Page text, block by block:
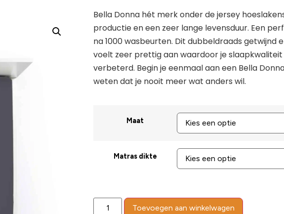
Bella Donna hét merk onder de jersey
productie en een zeer lange levensduur. Een
na 1000 wasbeurten. Dit dubbeldraads getwijnd
voelt zeer prettig aan waardoor je
verbeterd. Begin je eenmaal aan een Bella
weten dat je nooit meer wat anders wil.
Maat
Matras dikte
Toevoegen aan winkelwagen